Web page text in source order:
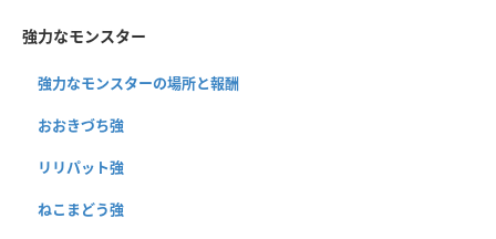
強力なモンスター
強力なモンスターの場所と報酬
おおきづち強
リリパット強
ねこまどう強